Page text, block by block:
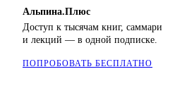
Альпина.Плюс
Доступ к тысячам книг, саммари
и лекций — в одной подписке.
ПОПРОБОВАТЬ БЕСПЛАТНО